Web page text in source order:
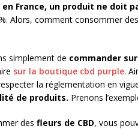
en France, un produit ne doit
Alors, comment consommer
simplement de commander
sur la boutique cbd purple.
la réglementation en
de produits. Prenons
des fleurs de CBD, vous